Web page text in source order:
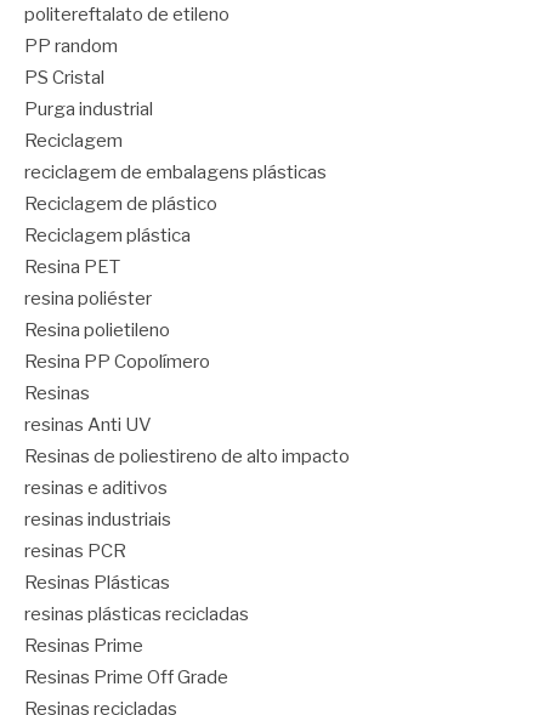
politereftalato de etileno
PP random
PS Cristal
Purga industrial
Reciclagem
reciclagem de embalagens plásticas
Reciclagem de plástico
Reciclagem plástica
Resina PET
resina poliéster
Resina polietileno
Resina PP Copolímero
Resinas
resinas Anti UV
Resinas de poliestireno de alto impacto
resinas e aditivos
resinas industriais
resinas PCR
Resinas Plásticas
resinas plásticas recicladas
Resinas Prime
Resinas Prime Off Grade
Resinas recicladas